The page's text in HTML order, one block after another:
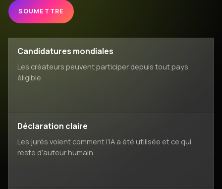
SOUMETTRE
Candidatures mondiales
Les créateurs peuvent participer depuis tout pays
éligible.
Déclaration claire
Les jurés voient comment l’IA a été utilisée et ce qui
reste d’auteur humain.